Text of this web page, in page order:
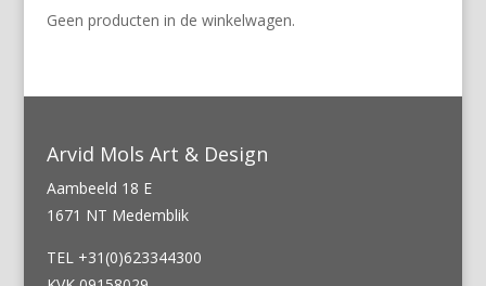
Geen producten in de winkelwagen.
Arvid Mols Art & Design
Aambeeld 18 E
1671 NT Medemblik
TEL +31(0)623344300